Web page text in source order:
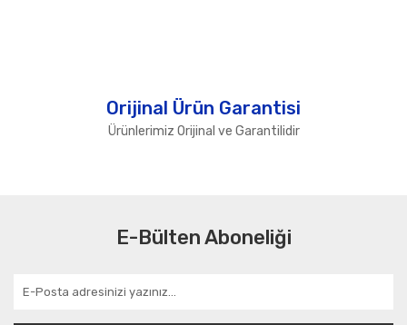
Orijinal Ürün Garantisi
Ürünlerimiz Orijinal ve Garantilidir
E-Bülten Aboneliği